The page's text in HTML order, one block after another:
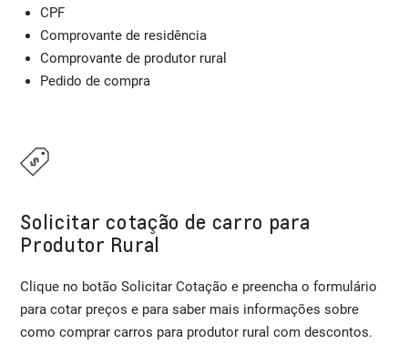
CPF
Comprovante de residência
Comprovante de produtor rural
Pedido de compra
Solicitar cotação de carro para
Produtor Rural
Clique no botão Solicitar Cotação e preencha o formulário
para cotar preços e para saber mais informações sobre
como comprar carros para produtor rural com descontos.